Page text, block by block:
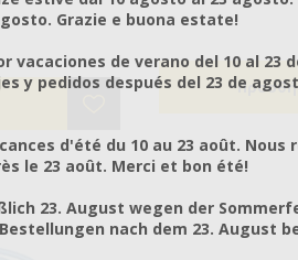
Grazie e buona estate!
vacaciones de verano del 10 al 23
y pedidos después del 23 de
d'été du 10 au 23 août. Nous
le 23 août. Merci et bon été!
23. August wegen der
nach dem 23. August